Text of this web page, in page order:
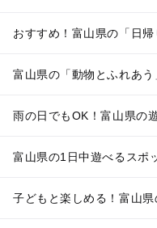
おすすめ！富山県の「日帰
富山県の「動物とふれあう
雨の日でもOK！富山県の
富山県の1日中遊べるスポ
子どもと楽しめる！富山県